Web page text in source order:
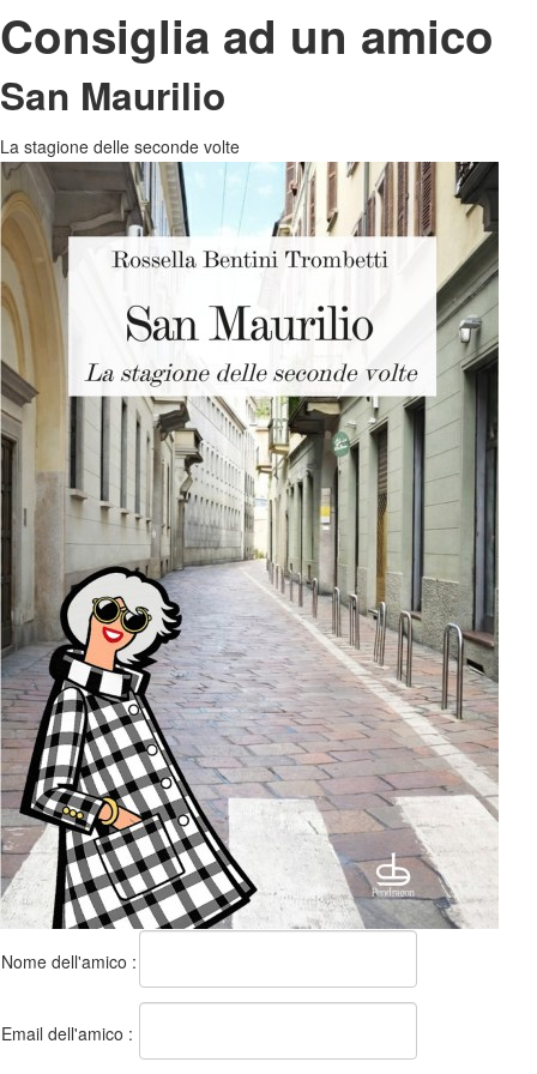
Consiglia ad un amico
San Maurilio
La stagione delle seconde volte
Nome dell'amico :
Email dell'amico :